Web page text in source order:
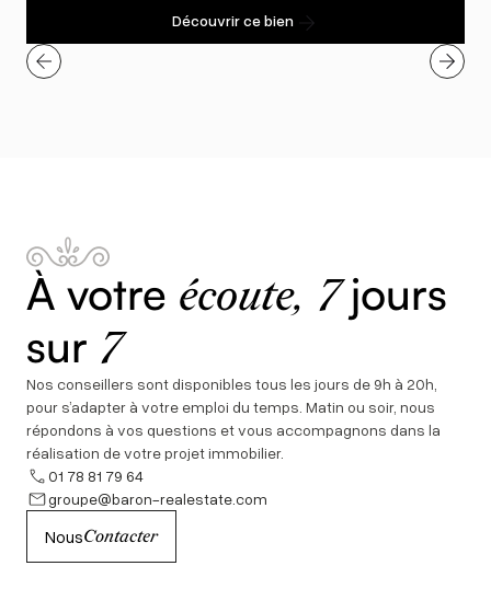
Découvrir ce bien
À votre écoute, 7jours
sur 7
Nos conseillers sont disponibles tous les jours de 9h à 20h,
pour s’adapter à votre emploi du temps. Matin ou soir, nous
répondons à vos questions et vous accompagnons dans la
réalisation de votre projet immobilier.
01 78 81 79 64
groupe@baron-realestate.com
NousContacter